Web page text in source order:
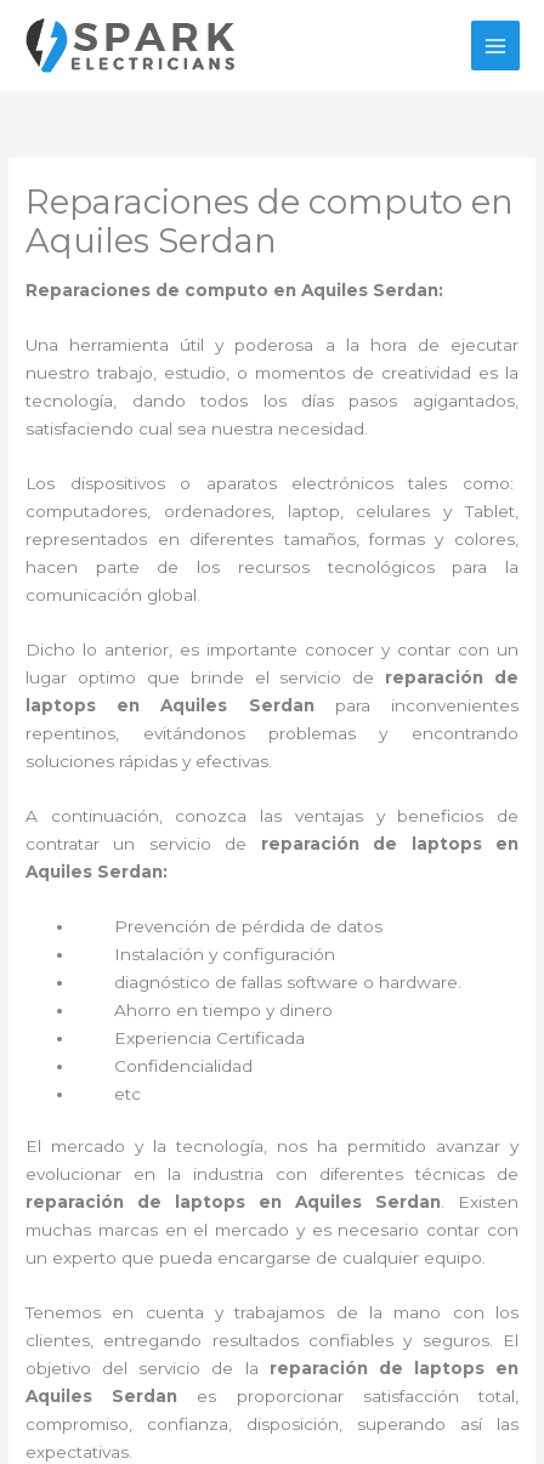
contenido
Reparaciones de computo en
Aquiles Serdan
Reparaciones de computo en Aquiles Serdan:
Una herramienta útil y poderosa a la hora de ejecutar
nuestro trabajo, estudio, o momentos de creatividad es la
tecnología, dando todos los días pasos agigantados,
satisfaciendo cual sea nuestra necesidad.
Los dispositivos o aparatos electrónicos tales como:
computadores, ordenadores, laptop, celulares y Tablet,
representados en diferentes tamaños, formas y colores,
hacen parte de los recursos tecnológicos para la
comunicación global.
Dicho lo anterior, es importante conocer y contar con un
lugar optimo que brinde el servicio de reparación de
laptops en Aquiles Serdan para inconvenientes
repentinos, evitándonos problemas y encontrando
soluciones rápidas y efectivas.
A continuación, conozca las ventajas y beneficios de
contratar un servicio de reparación de laptops en
Aquiles Serdan:
Prevención de pérdida de datos
Instalación y configuración
diagnóstico de fallas software o hardware
Ahorro en tiempo y dinero
Experiencia Certificada
Confidencialidad
etc
El mercado y la tecnología, nos ha permitido avanzar y
evolucionar en la industria con diferentes técnicas de
reparación de laptops en Aquiles Serdan . Existen
muchas marcas en el mercado y es necesario contar con
un experto que pueda encargarse de cualquier equipo.
Tenemos en cuenta y trabajamos de la mano con los
clientes, entregando resultados confiables y seguros. El
objetivo del servicio de la reparación de laptops en
Aquiles Serdan es proporcionar satisfacción total,
compromiso, confianza, disposición, superando así las
expectativas.